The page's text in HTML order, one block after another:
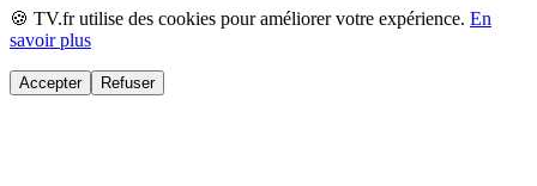
🍪 TV.fr utilise des cookies pour améliorer votre expérience. En
savoir plus
Accepter Refuser